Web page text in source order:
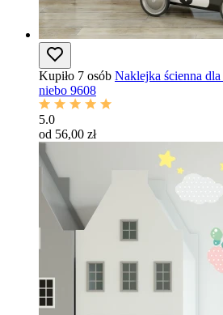
Kupiło 7 osób Naklejka ścienna dla
niebo 9608
5.0
od 56,00 zł